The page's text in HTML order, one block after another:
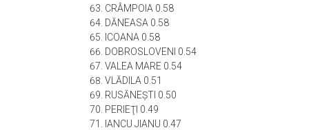
CRÂMPOIA 0.58
DĂNEASA 0.58
ICOANA 0.58
DOBROSLOVENI 0.54
VALEA MARE 0.54
VLĂDILA 0.51
RUSĂNEŞTI 0.50
PERIEŢI 0.49
IANCU JIANU 0.47